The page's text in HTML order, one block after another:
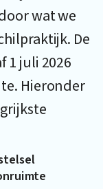
wat we
De
1 juli 2026
Hieronder